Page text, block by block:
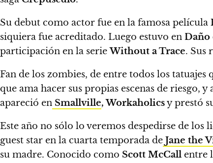
Su debut como actor fue en la famosa película
siquiera fue acreditado. Luego estuvo en Daño
participación en la serieWithout a Trace. Sus
Fan de los zombies, de entre todos los
que ama hacer sus propias escenas de riesgo,
apareció en Smallville, Workaholicsy prestó
Este año no sólo lo veremos despedirse de
guest star en la cuarta temporada de Jane the
su madre. Conocido como Scott McCall entre